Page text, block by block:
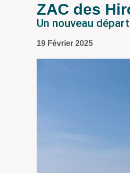
ZAC des
Un nouveau départ
19 Février 2025